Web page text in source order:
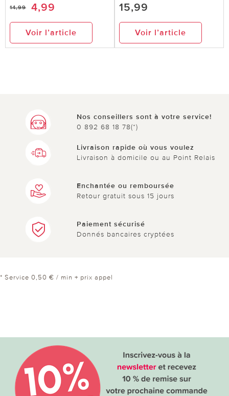
14,99 4,99
Voir l’article
15,99
Voir l’article
Nos conseillers sont à votre service!
0 892 68 18 78(*)
Livraison rapide où vous voulez
Livraison à domicile ou au Point Relais
Enchantée ou remboursée
Retour gratuit sous 15 jours
Paiement sécurisé
Donnés bancaires cryptées
* Service 0,50 € / min + prix appel